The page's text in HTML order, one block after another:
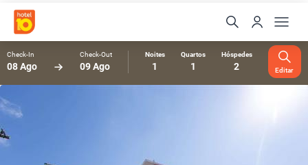
Check-In
08 Ago
Check-Out
09 Ago
Noites
1
Quartos
1
Hóspedes
2 Editar